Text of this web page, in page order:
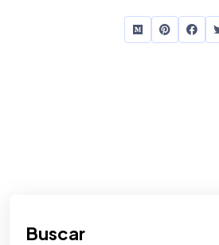
Buscar